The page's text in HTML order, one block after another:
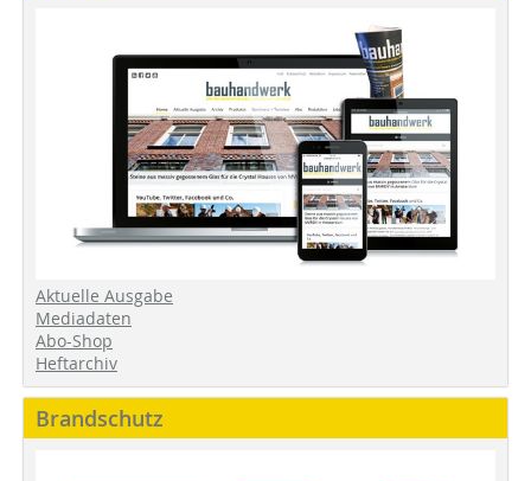
Aktuelle Ausgabe
Mediadaten
Abo-Shop
Heftarchiv
Brandschutz